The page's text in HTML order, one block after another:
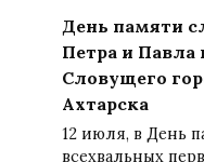
День памяти
Петра и Павла
Словущего
Ахтарска
12 июля, в День
всехвальных